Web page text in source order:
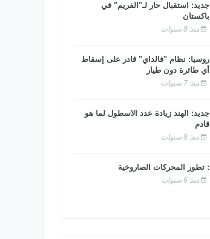
جديد: استقبال حار لـ"الفريم" في
باكستان
منذ 8 سنوات
روسيا: نظام "فالداي" قادر على إسقاط
أي طائرة دون طيار
منذ 7 سنوات
جديد: الهند زيادة عدد الأسطول لما هو
قادم
منذ 8 سنوات
: تطور المحركات الصاروخية
منذ 6 سنوات